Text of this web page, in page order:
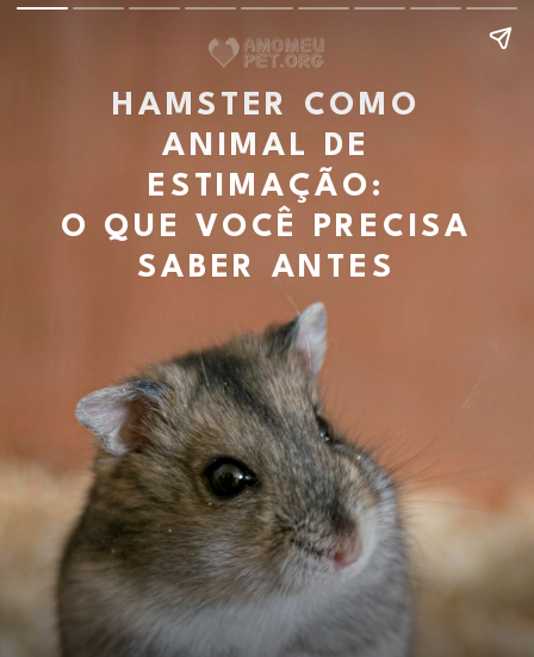
HAMSTER COMO
ANIMAL DE
ESTIMAÇÃO:
O QUE VOCÊ PRECISA
SABER ANTES